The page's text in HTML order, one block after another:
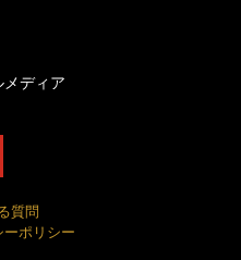
メディア
質問
ポリシー